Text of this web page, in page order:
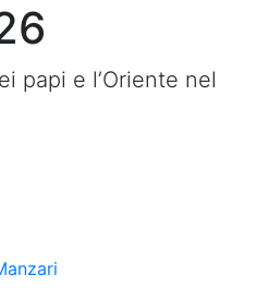
papi e l’Oriente nel